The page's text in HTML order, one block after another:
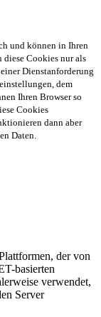
und können in Ihren
diese Cookies nur als
Dienstanforderung
dem
Ihren Browser so
Cookies
dann aber
Daten.
der von
basierten
verwendet,
Server